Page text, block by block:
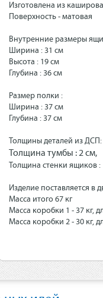
Изготовлена из
Поверхность - матовая
Внутренние размеры
Ширина : 31 см
Высота : 19 см
Глубина : 36 см
Размер полки :
Ширина : 37 см
Глубина : 37 см
Толщины деталей из ДСП:
Толщина тумбы : 2 см,
Толщина стенки ящиков
Изделие поставляется в
Масса итого 67 кг
Масса коробки 1 - 37 кг,
Масса коробки 2 - 30 кг,